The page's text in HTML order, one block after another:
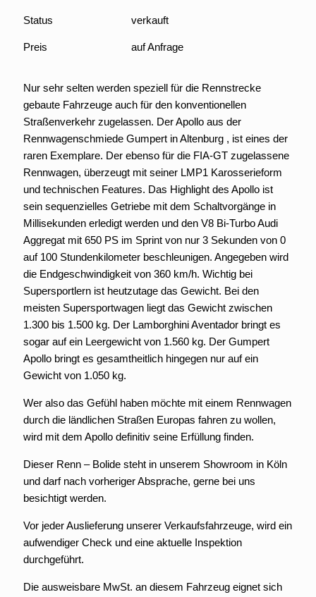
Status verkauft
Preis auf Anfrage
Nur sehr selten werden speziell für die Rennstrecke
gebaute Fahrzeuge auch für den konventionellen
Straßenverkehr zugelassen. Der Apollo aus der
Rennwagenschmiede Gumpert in Altenburg , ist eines der
raren Exemplare. Der ebenso für die FIA-GT zugelassene
Rennwagen, überzeugt mit seiner LMP1 Karosserieform
und technischen Features. Das Highlight des Apollo ist
sein sequenzielles Getriebe mit dem Schaltvorgänge in
Millisekunden erledigt werden und den V8 Bi-Turbo Audi
Aggregat mit 650 PS im Sprint von nur 3 Sekunden von 0
auf 100 Stundenkilometer beschleunigen. Angegeben wird
die Endgeschwindigkeit von 360 km/h. Wichtig bei
Supersportlern ist heutzutage das Gewicht. Bei den
meisten Supersportwagen liegt das Gewicht zwischen
1.300 bis 1.500 kg. Der Lamborghini Aventador bringt es
sogar auf ein Leergewicht von 1.560 kg. Der Gumpert
Apollo bringt es gesamtheitlich hingegen nur auf ein
Gewicht von 1.050 kg.
Wer also das Gefühl haben möchte mit einem Rennwagen
durch die ländlichen Straßen Europas fahren zu wollen,
wird mit dem Apollo definitiv seine Erfüllung finden.
Dieser Renn – Bolide steht in unserem Showroom in Köln
und darf nach vorheriger Absprache, gerne bei uns
besichtigt werden.
Vor jeder Auslieferung unserer Verkaufsfahrzeuge, wird ein
aufwendiger Check und eine aktuelle Inspektion
durchgeführt.
Die ausweisbare MwSt. an diesem Fahrzeug eignet sich